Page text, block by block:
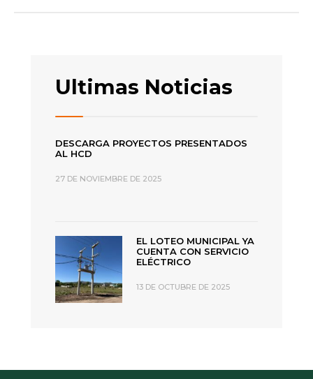
Ultimas Noticias
DESCARGA PROYECTOS PRESENTADOS
AL HCD
27 DE NOVIEMBRE DE 2025
EL LOTEO MUNICIPAL YA
CUENTA CON SERVICIO
ELÉCTRICO
13 DE OCTUBRE DE 2025